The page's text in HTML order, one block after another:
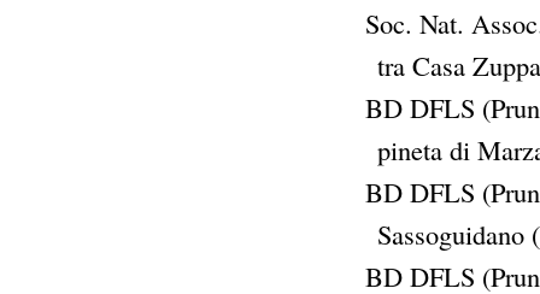
Soc. Nat.
tra Casa
BD DFLS
pineta di
BD DFLS
BD DFLS